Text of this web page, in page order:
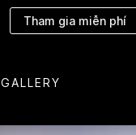
Tham gia miễn phí
GALLERY